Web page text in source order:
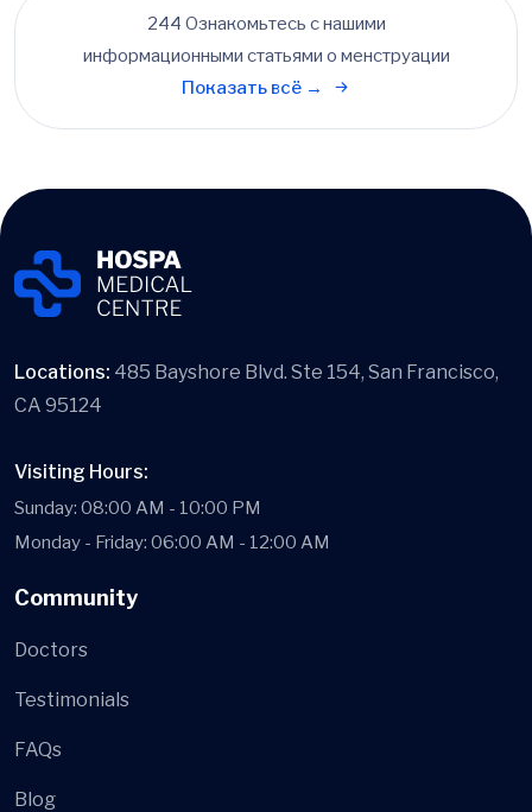
244 Ознакомьтесь с нашими
информационными статьями о менструации
Показать всё →
Locations: 485 Bayshore Blvd. Ste 154, San Francisco,
CA 95124
Visiting Hours:
Sunday: 08:00 AM - 10:00 PM
Monday - Friday: 06:00 AM - 12:00 AM
Community
Doctors
Testimonials
FAQs
Blog